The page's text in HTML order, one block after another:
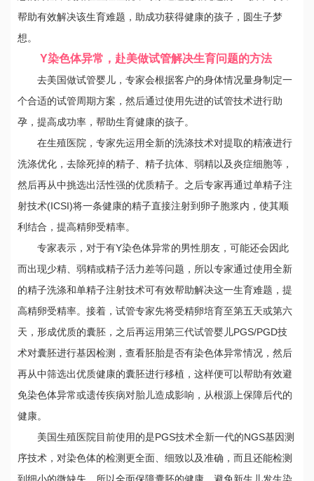
帮助有效解决该生育难题，助成功获得健康的孩子，圆生子梦
想。
Y染色体异常，赴美做试管解决生育问题的方法
去美国做试管婴儿，专家会根据客户的身体情况量身制定一
个合适的试管周期方案，然后通过使用先进的试管技术进行助
孕，提高成功率，帮助生育健康的孩子。
在生殖医院，专家先运用全新的洗涤技术对提取的精液进行
洗涤优化，去除死掉的精子、精子抗体、弱精以及炎症细胞等，
然后再从中挑选出活性强的优质精子。之后专家再通过单精子注
射技术(ICSI)将一条健康的精子直接注射到卵子胞浆内，使其顺
利结合，提高精卵受精率。
专家表示，对于有Y染色体异常的男性朋友，可能还会因此
而出现少精、弱精或精子活力差等问题，所以专家通过使用全新
的精子洗涤和单精子注射技术可有效帮助解决这一生育难题，提
高精卵受精率。接着，试管专家先将受精卵培育至第五天或第六
天，形成优质的囊胚，之后再运用第三代试管婴儿PGS/PGD技
术对囊胚进行基因检测，查看胚胎是否有染色体异常情况，然后
再从中筛选出优质健康的囊胚进行移植，这样便可以帮助有效避
免染色体异常或遗传疾病对胎儿造成影响，从根源上保障后代的
健康。
美国生殖医院目前使用的是PGS技术全新一代的NGS基因测
序技术，对染色体的检测更全面、细致以及准确，而且还能检测